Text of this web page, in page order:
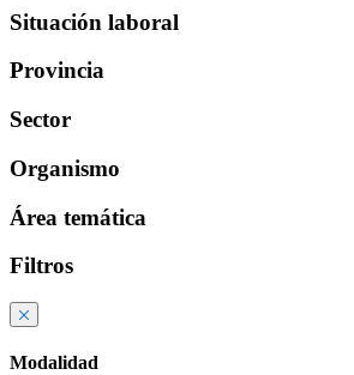
Situación laboral
Provincia
Sector
Organismo
Área temática
Filtros
Modalidad